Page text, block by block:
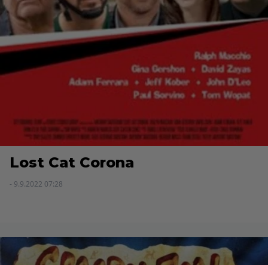
Lost Cat Corona
- 9.9.2022 07:28